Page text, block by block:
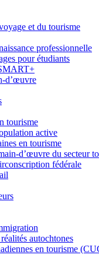
et du tourisme
professionnelle
pour étudiants
d’œuvre
tourisme
active
en tourisme
d’œuvre du secteur
fédérale
autochtones
en tourisme